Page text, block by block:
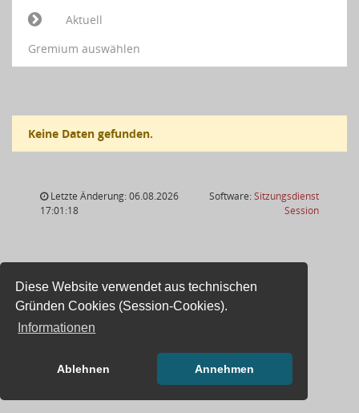
Diese Website verwendet aus technischen
Gründen Cookies (Session-Cookies).
Informationen
Ablehnen Annehmen
Aktuell
Gremium auswählen
Keine Daten gefunden.
Letzte Änderung: 06.08.2026
17:01:18
Software:Sitzungsdienst
Session(Wird in